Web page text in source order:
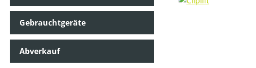
FANGSACKVOLUMEN MAX (IN L)
FARBE (GERÄT)
Gebrauchtgeräte
Abverkauf